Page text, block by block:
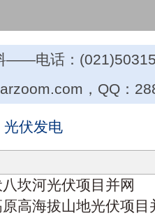
——电话：
，QQ：
光伏发电
坎河光伏项目并网
高海拔山地光伏项目